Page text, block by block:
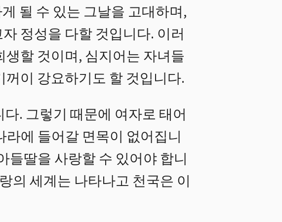
될 수 있는 그날을 고대하며,
정성을 다할 것입니다. 이러
할 것이며, 심지어는 자녀들
이 강요하기도 할 것입니다.
. 그렇기 때문에 여자로 태어
에 들어갈 면목이 없어집니
들딸을 사랑할 수 있어야 합니
의 세계는 나타나고 천국은 이